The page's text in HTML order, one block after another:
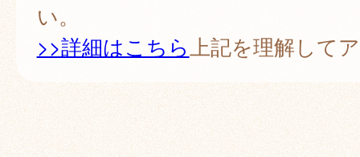
い。
>>詳細はこちら上記を理解して